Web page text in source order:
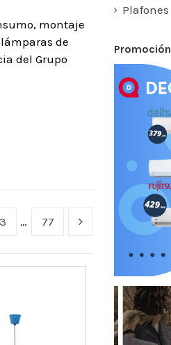
montaje
de
del Grupo
3 … 77
Plafones
Promoción